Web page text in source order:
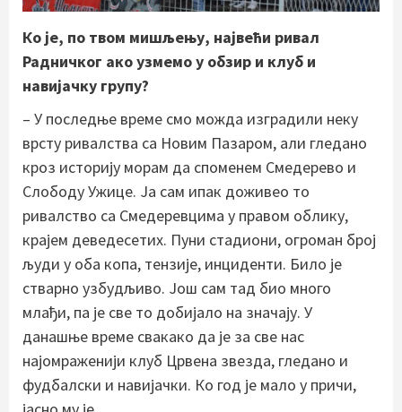
Ко је, по твом мишљењу, највећи ривал
Радничког ако узмемо у обзир и клуб и
навијачку групу?
– У последње време смо можда изградили неку
врсту ривалства са Новим Пазаром, али гледано
кроз историју морам да споменем Смедерево и
Слободу Ужице. Ја сам ипак доживео то
ривалство са Смедеревцима у правом облику,
крајем деведесетих. Пуни стадиони, огроман број
људи у оба копа, тензије, инциденти. Било је
стварно узбудљиво. Још сам тад био много
млађи, па је све то добијало на значају. У
данашње време свакако да је за све нас
најомраженији клуб Црвена звезда, гледано и
фудбалски и навијачки. Ко год је мало у причи,